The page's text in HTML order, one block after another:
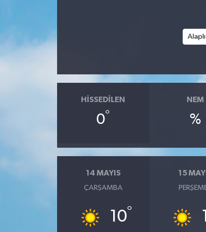
Alaplı
HISSEDILEN
0°
NEM
%
14 MAYIS
ÇARŞAMBA
10°
15
Spor